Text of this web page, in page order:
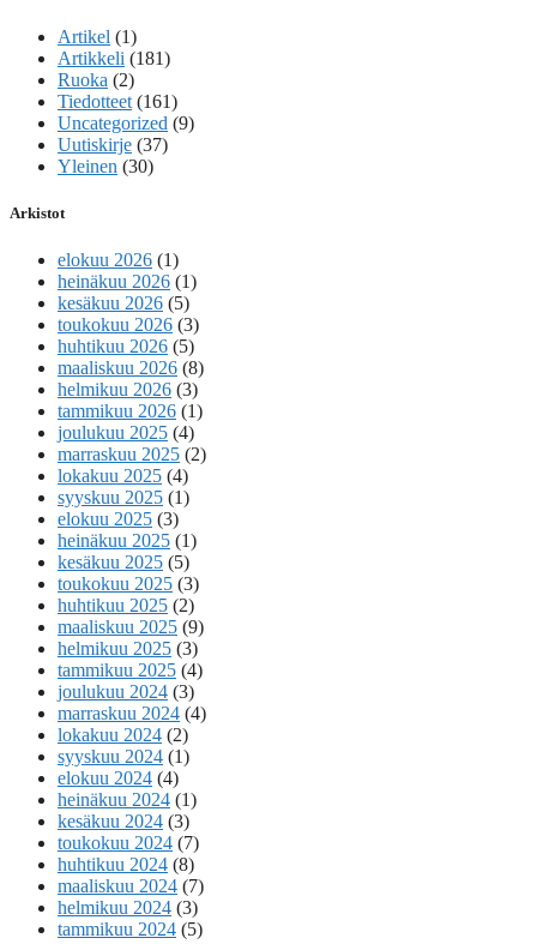
Artikel (1)
Artikkeli (181)
Ruoka (2)
Tiedotteet (161)
Uncategorized (9)
Uutiskirje (37)
Yleinen (30)
Arkistot
elokuu 2026 (1)
heinäkuu 2026 (1)
kesäkuu 2026 (5)
toukokuu 2026 (3)
huhtikuu 2026 (5)
maaliskuu 2026 (8)
helmikuu 2026 (3)
tammikuu 2026 (1)
joulukuu 2025 (4)
marraskuu 2025 (2)
lokakuu 2025 (4)
syyskuu 2025 (1)
elokuu 2025 (3)
heinäkuu 2025 (1)
kesäkuu 2025 (5)
toukokuu 2025 (3)
huhtikuu 2025 (2)
maaliskuu 2025 (9)
helmikuu 2025 (3)
tammikuu 2025 (4)
joulukuu 2024 (3)
marraskuu 2024 (4)
lokakuu 2024 (2)
syyskuu 2024 (1)
elokuu 2024 (4)
heinäkuu 2024 (1)
kesäkuu 2024 (3)
toukokuu 2024 (7)
huhtikuu 2024 (8)
maaliskuu 2024 (7)
helmikuu 2024 (3)
tammikuu 2024 (5)